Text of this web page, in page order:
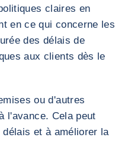
claires en
en ce qui concerne les
des délais de
aux clients dès le
ou d'autres
l'avance. Cela peut
et à améliorer la